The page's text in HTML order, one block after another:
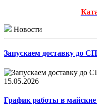
Новости
Запускаем доставку до
15.05.2026
График работы в майские